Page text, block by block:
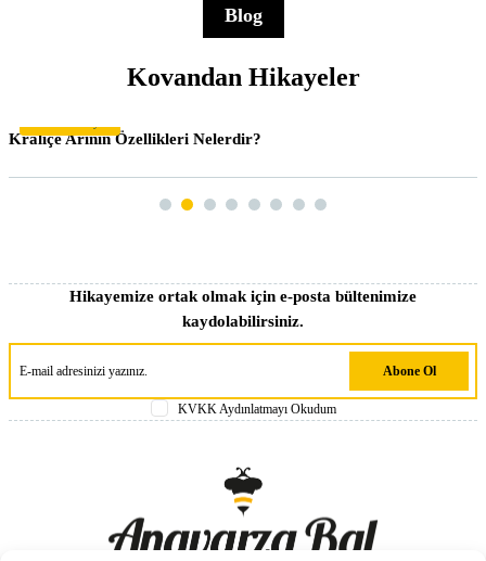
Blog
Kovandan Hikayeler
Kraliçe Arının Özellikleri Nelerdir?
Hikayemize ortak olmak için e-posta bültenimize
kaydolabilirsiniz.
KVKK Aydınlatmayı Okudum
Abone Ol